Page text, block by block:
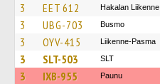
3 EET 612 Hakalan Liikenne
3 UBG-703 Busmo
3 OYV-415 Liikenne-Pasma
3 SLT-503 SLT
3 IXB-955 Paunu